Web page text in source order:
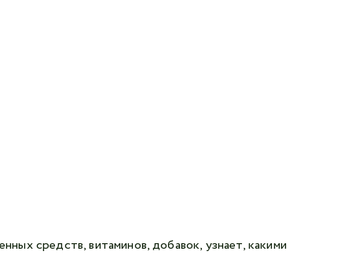
средств, витаминов, добавок, узнает, какими